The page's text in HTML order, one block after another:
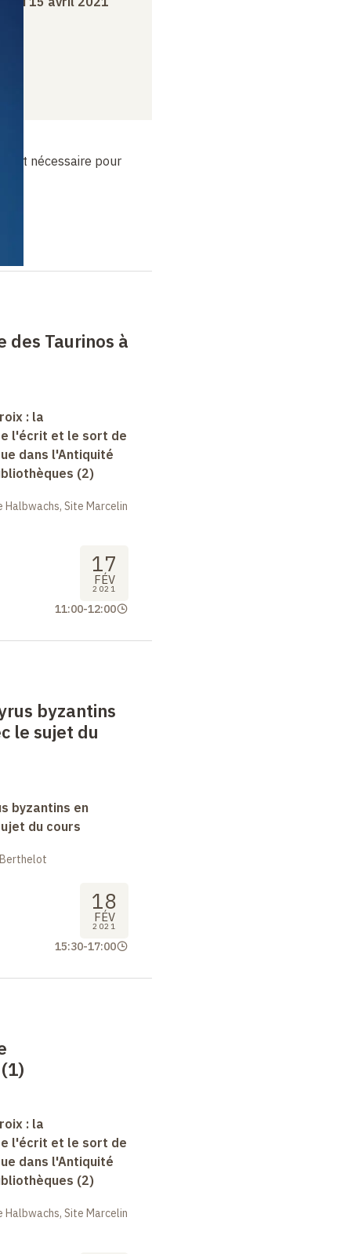
est nécessaire pour
des Taurinos à
: la
l'écrit et le sort de
dans l'Antiquité
(2)
Site Marcelin
17
FÉV
2021
11:00-12:00
byzantins
le sujet du
byzantins en
du cours
18
FÉV
2021
15:30-17:00
: la
l'écrit et le sort de
dans l'Antiquité
(2)
Site Marcelin